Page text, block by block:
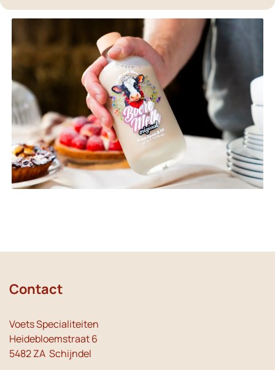
Contact
Voets Specialiteiten
Heidebloemstraat 6
5482 ZA Schijndel